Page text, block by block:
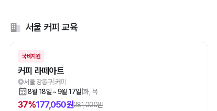
서울 커피 교육
국비지원
커피 라떼아트
서울 강동구 커피
8월 18일 ~ 9월 17일 화, 목
37%177,050원281,000원